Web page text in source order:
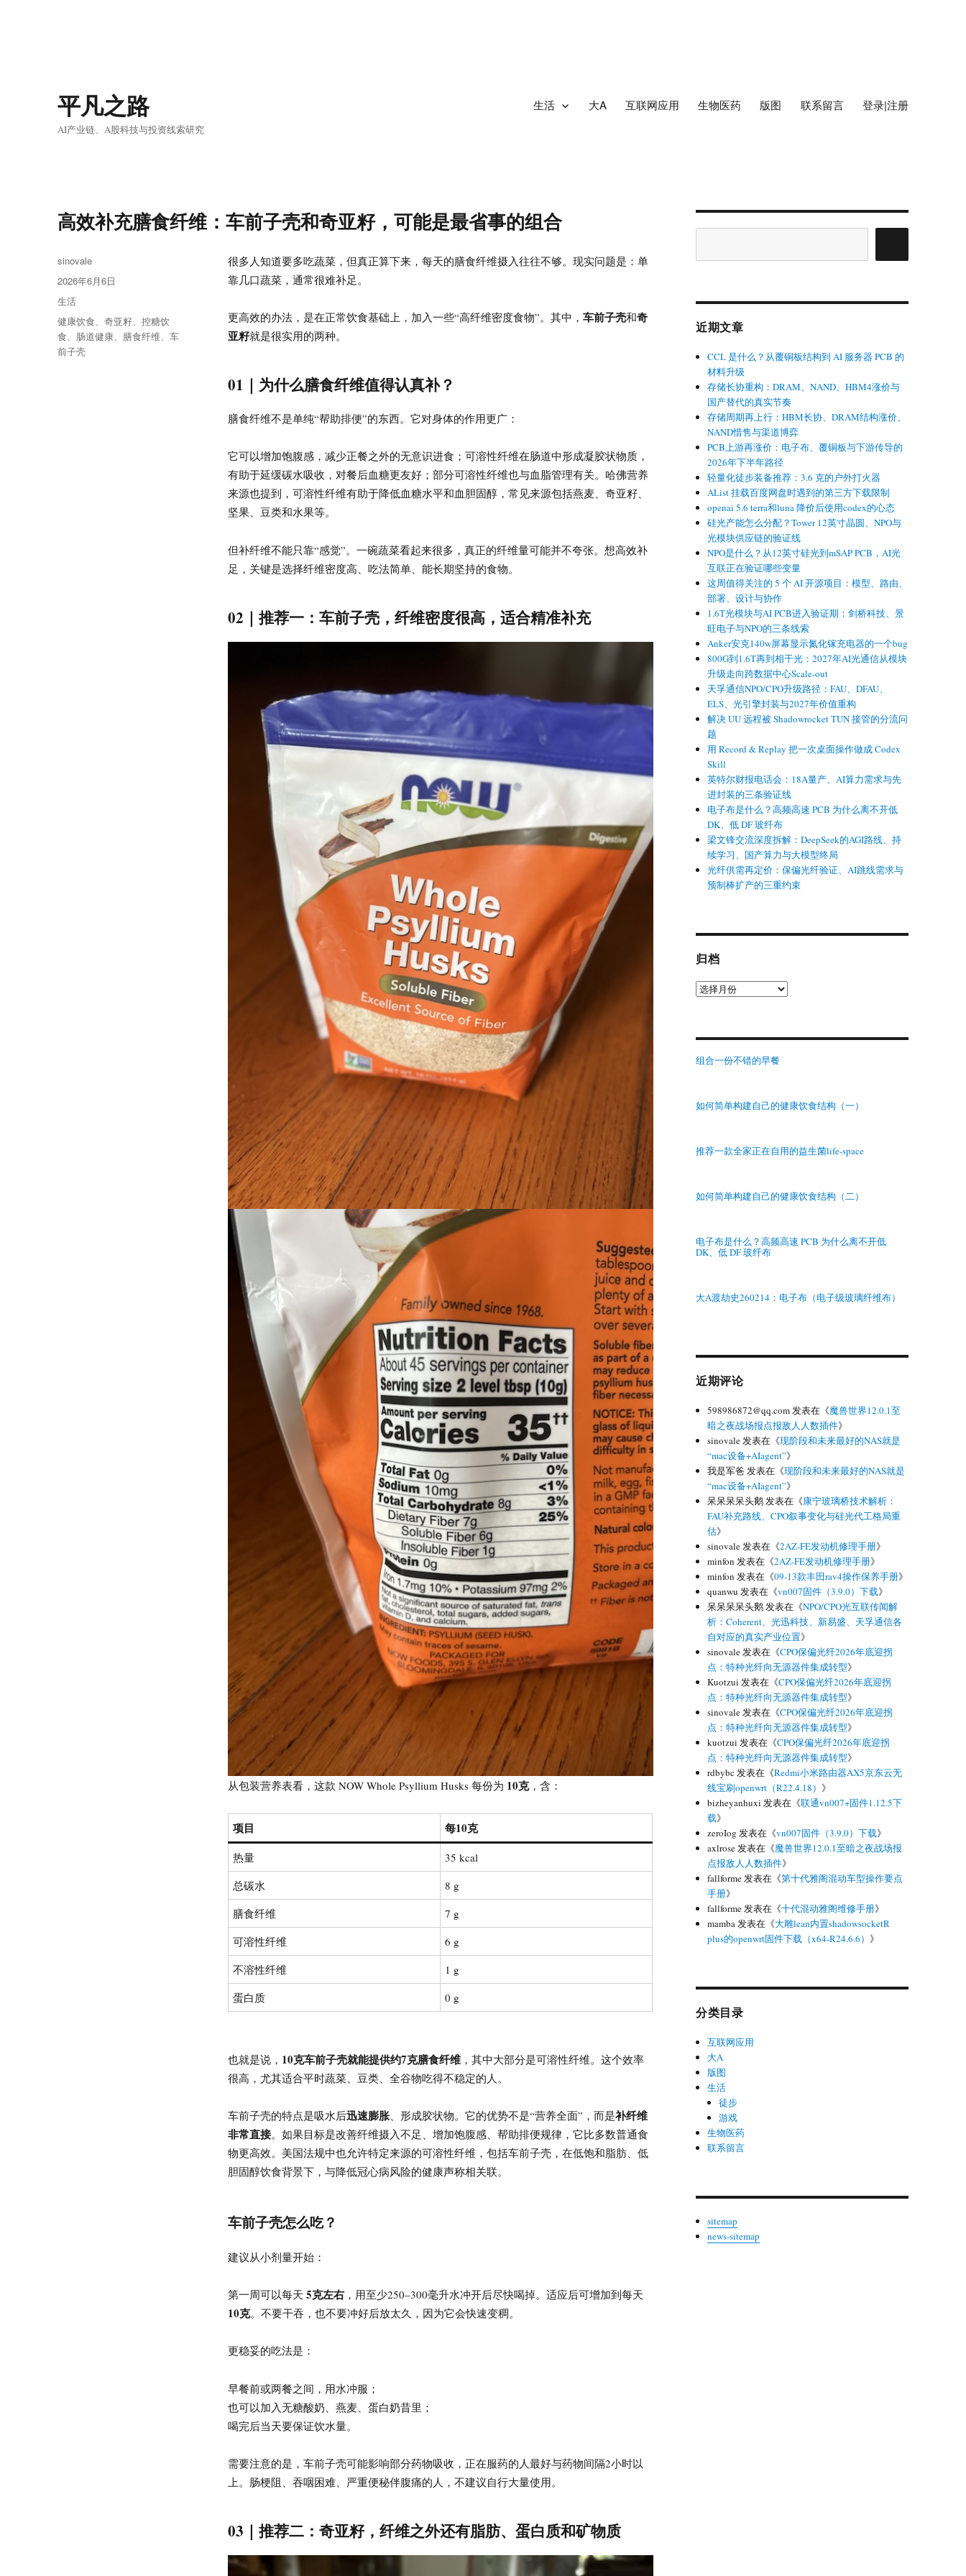
平凡之路
AI产业链、A股科技与投资线索研究
生活 大A 互联网应用 生物医药 版图 联系留言 登录|注册
高效补充膳食纤维：车前子壳和奇亚籽，可能是最省事的组合
很多人知道要多吃蔬菜，但真正算下来，每天的膳食纤维摄入往往不够。现实问题是：单
靠几口蔬菜，通常很难补足。
更高效的办法，是在正常饮食基础上，加入一些“高纤维密度食物”。其中， 车前子壳和奇
亚籽就是很实用的两种。
01｜为什么膳食纤维值得认真补？
膳食纤维不是单纯“帮助排便”的东西。它对身体的作用更广：
它可以增加饱腹感，减少正餐之外的无意识进食；可溶性纤维在肠道中形成凝胶状物质，
有助于延缓碳水吸收，对餐后血糖更友好；部分可溶性纤维也与血脂管理有关。哈佛营养
来源也提到，可溶性纤维有助于降低血糖水平和血胆固醇，常见来源包括燕麦、奇亚籽、
坚果、豆类和水果等。
但补纤维不能只靠“感觉”。一碗蔬菜看起来很多，真正的纤维量可能并不夸张。想高效补
足，关键是选择纤维密度高、吃法简单、能长期坚持的食物。
02｜推荐一：车前子壳，纤维密度很高，适合精准补充
从包装营养表看，这款 NOW Whole Psyllium Husks 每份为 10克，含：
项目 每10克
热量
35 kcal
总碳水
8 g
膳食纤维
7 g
可溶性纤维
6 g
不溶性纤维
1 g
蛋白质
0 g
也就是说， 10克车前子壳就能提供约7克膳食纤维，其中大部分是可溶性纤维。这个效率
很高，尤其适合平时蔬菜、豆类、全谷物吃得不稳定的人。
车前子壳的特点是吸水后迅速膨胀、形成胶状物。它的优势不是“营养全面”，而是补纤维
非常直接。如果目标是改善纤维摄入不足、增加饱腹感、帮助排便规律，它比多数普通食
物更高效。美国法规中也允许特定来源的可溶性纤维，包括车前子壳，在低饱和脂肪、低
胆固醇饮食背景下，与降低冠心病风险的健康声称相关联。
车前子壳怎么吃？
建议从小剂量开始：
第一周可以每天 5克左右，用至少250–300毫升水冲开后尽快喝掉。适应后可增加到每天
10克。不要干吞，也不要冲好后放太久，因为它会快速变稠。
更稳妥的吃法是：
早餐前或两餐之间，用水冲服；
也可以加入无糖酸奶、燕麦、蛋白奶昔里；
喝完后当天要保证饮水量。
需要注意的是，车前子壳可能影响部分药物吸收，正在服药的人最好与药物间隔2小时以
上。肠梗阻、吞咽困难、严重便秘伴腹痛的人，不建议自行大量使用。
03｜推荐二：奇亚籽，纤维之外还有脂肪、蛋白质和矿物质
作
者
sinovale
发
布
于
2026年6月6日
分
类
生活
标
签
健康饮食、奇亚籽、控糖饮
食、 肠道健康、 膳食纤维、车
前子壳
近期文章
CCL 是什么？从覆铜板结构到 AI 服务器 PCB 的
材料升级
存储长协重构：DRAM、NAND、HBM4涨价与
国产替代的真实节奏
存储周期再上行：HBM长协、DRAM结构涨价、
NAND惜售与渠道博弈
PCB上游再涨价：电子布、覆铜板与下游传导的
2026年下半年路径
轻量化徒步装备推荐：3.6 克的户外打火器
AList 挂载百度网盘时遇到的第三方下载限制
openai 5.6 terra和luna 降价后使用codex的心态
硅光产能怎么分配？Tower 12英寸晶圆、NPO与
光模块供应链的验证线
NPO是什么？从12英寸硅光到mSAP PCB，AI光
互联正在验证哪些变量
这周值得关注的 5 个 AI 开源项目：模型、路由、
部署、设计与协作
1.6T光模块与AI PCB进入验证期：剑桥科技、景
旺电子与NPO的三条线索
Anker安克140w屏幕显示氮化镓充电器的一个bug
800G到1.6T再到相干光：2027年AI光通信从模块
升级走向跨数据中心Scale-out
天孚通信NPO/CPO升级路径：FAU、DFAU、
ELS、光引擎封装与2027年价值重构
解决 UU 远程被 Shadowrocket TUN 接管的分流问
题
用 Record & Replay 把一次桌面操作做成 Codex
Skill
英特尔财报电话会：18A量产、AI算力需求与先
进封装的三条验证线
电子布是什么？高频高速 PCB 为什么离不开低
DK、低 DF 玻纤布
梁文锋交流深度拆解：DeepSeek的AGI路线、持
续学习、国产算力与大模型终局
光纤供需再定价：保偏光纤验证、AI跳线需求与
预制棒扩产的三重约束
归档
归
组合一份不错的早餐
如何简单构建自己的健康饮食结构（一）
推荐一款全家正在自用的益生菌life-space
如何简单构建自己的健康饮食结构（二）
电子布是什么？高频高速 PCB 为什么离不开低
DK、低 DF 玻纤布
大A渡劫史260214：电子布（电子级玻璃纤维布）
近期评论
598986872@qq.com发表在《魔兽世界12.0.1至
暗之夜战场报点报敌人人数插件》
sinovale发表在《现阶段和未来最好的NAS就是
“mac设备+AIagent”》
我是军爸 发表在《现阶段和未来最好的NAS就是
“mac设备+AIagent”》
呆呆呆呆头鹅发表在《康宁玻璃桥技术解析：
FAU补充路线、CPO叙事变化与硅光代工格局重
估》
sinovale发表在《2AZ-FE发动机修理手册》
minfon 发表在《2AZ-FE发动机修理手册》
minfon 发表在《09-13款丰田rav4操作保养手册》
quanwu 发表在《vn007固件（3.9.0）下载》
呆呆呆呆头鹅发表在《NPO/CPO光互联传闻解
析：Coherent、光迅科技、新易盛、天孚通信各
自对应的真实产业位置》
sinovale发表在《CPO保偏光纤2026年底迎拐
点：特种光纤向无源器件集成转型》
Kuotzui 发表在《CPO保偏光纤2026年底迎拐
点：特种光纤向无源器件集成转型》
sinovale发表在《CPO保偏光纤2026年底迎拐
点：特种光纤向无源器件集成转型》
kuotzui 发表在《CPO保偏光纤2026年底迎拐
点：特种光纤向无源器件集成转型》
rdbybc 发表在《Redmi小米路由器AX5京东云无
线宝刷openwrt（R22.4.18） 》
bizheyanhuxi 发表在《联通vn007+固件1.12.5下
载》
zeroIog 发表在《vn007固件（3.9.0）下载》
axlrose发表在《魔兽世界12.0.1至暗之夜战场报
点报敌人人数插件》
fallforme发表在《第十代雅阁混动车型操作要点
手册》
fallforme发表在《十代混动雅阁维修手册》
mamba发表在《大雕lean内置shadowsocketR
plus的openwrt固件下载（x64-R24.6.6） 》
分类目录
互联网应用
大A
版图
生活
徒步
游戏
生物医药
联系留言
sitemap
news-sitemap